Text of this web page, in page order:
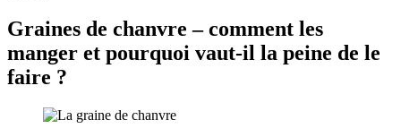
Graines de chanvre – comment les
manger et pourquoi vaut-il la peine de le
faire ?